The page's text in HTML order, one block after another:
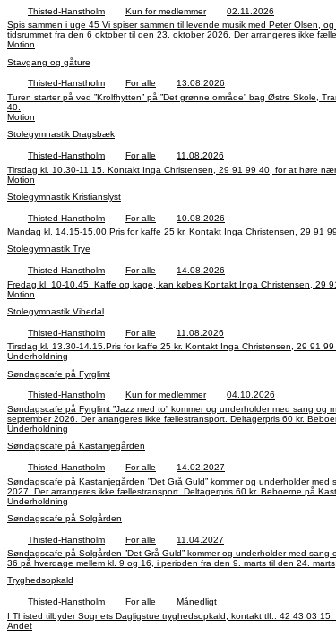
Thisted-Hanstholm Kun for medlemmer
02.11.2026
Spis sammen i uge 45 Vi spiser sammen til levende musik med Peter Olsen, og fællessang. Tilmelding kan ske ved indbetaling til MobilePay nr. 99 35 05 og skrive FK i kommentarfeltet. Eller til Tove på tlf.: 50 69 12 36 på tirsdage, onsdage, torsdage og fredage, mellem kl. 9 og 16 I
Motion
Stavgang og gåture
Thisted-Hanstholm For alle
13.08.2026
Turen starter på ved ”Krolfhytten” på ”Det grønne område” bag Østre Skole, Tranevej 11. Vi begynder med let opvarmning, og går derefter kort eller lang rute efter lyst og temperament. Kom og vær med i hyggeligt fællesskab - med eller uden stave! Kontakt:
40.
Motion
Stolegymnastik Dragsbæk
Thisted-Hanstholm For alle
11.08.2026
Tirsdag kl. 10.30-11.15. Kontakt Inga Christensen, 29 91 99 40, for at
Motion
Stolegymnastik Kristianslyst
Thisted-Hanstholm For alle
10.08.2026
Mandag kl. 14.15-15.00.Pris for kaffe 25 kr. Kontakt
Stolegymnastik Trye
Thisted-Hanstholm For alle
14.08.2026
Fredag kl. 10-10.45. Kaffe og kage, kan købes
Motion
Stolegymnastik Vibedal
Thisted-Hanstholm For alle
11.08.2026
Tirsdag kl. 13.30-14.15.Pris for kaffe 25 kr. Kontakt
Underholdning
Søndagscafe på Fyrglimt
Thisted-Hanstholm Kun for medlemmer
04.10.2026
Søndagscafe på Fyrglimt ”Jazz med to” kommer og underholder med sang og musik. I pausen serveres kaffe og kage. Tilmelding til Tove på tlf.: 50 69 12 36 på hverdage mellem kl. 9 og 16, i perioden fra d. 15. september til d. 18. september, og igen fra d. 22. september til d. 25.
september 2026.
Underholdning
Søndagscafe på Kastanjegården
Thisted-Hanstholm For alle
14.02.2027
Søndagscafe på Kastanjegården ”Det Grå Guld” kommer og underholder med sang og musik. I pausen serveres kaffe og kage. Tilmelding til Tove på tlf.: 50 69 12 36 på hverdage mellem kl. 9 og 16, i perioden fra d. 12. januar til d. 29. januar, og igen fra d. 2. februar til d. 5. februar
2027. Der arrangeres ikke
Underholdning
Søndagscafe på Solgården
Thisted-Hanstholm For alle
11.04.2027
Søndagscafe på Solgården ”Det Grå Guld” kommer og underholder med sang og musik. I pausen serveres kaffe og kage. Tilmelding og betaling på vores hjemmeside, eller til MobilePay nr. 99 35 05 hvor du skriver SG i kommentarfeltet Tilmelding kan også være til Ellen på tlf.: 50 69 12
36 på hverdage mellem kl. 9 og 16, i perioden fra den 9. marts til den 24. marts, og igen fra den 30. marts til d. 8. april. Der arrangeres ikke fællestransport. Deltagerpris: 60 kr. Beboerne på Solgården
Tryghedsopkald
Thisted-Hanstholm For alle
Månedligt
Andet